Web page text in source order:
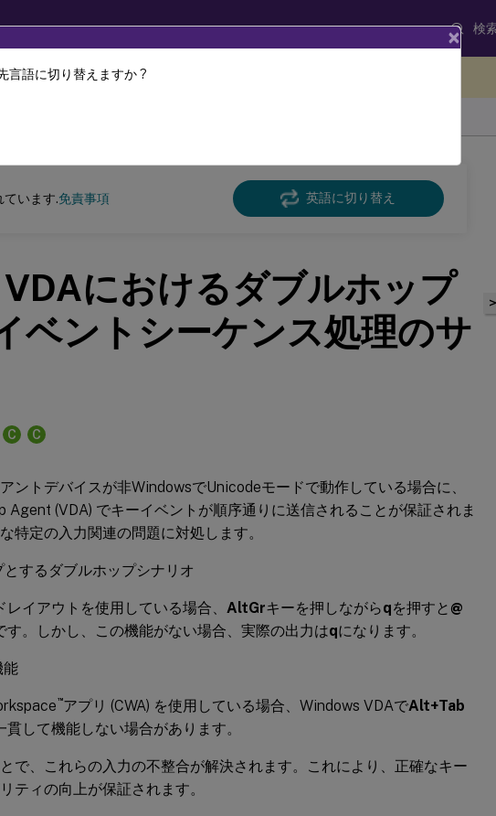
検
されています。
ています.免責事項 英語に切り替え
におけるダブルホップ
ベントシーケンス処理のサ
C C
ントデバイスが非WindowsでUnicodeモードで動作している場合に、
(VDA) でキーイベントが順序通りに送信されることが保証されま
特定の入力関連の問題に対処します。
するダブルホップシナリオ
レイアウトを使用している場合、 AltGrキーを押しながらqを押すと @
す。しかし、この機能がない場合、実際の出力はqになります。
能
™アプリ (CWA) を使用している場合、Windows VDAでAlt+Tab
して機能しない場合があります。
で、これらの入力の不整合が解決されます。これにより、正確なキー
ティの向上が保証されます。
>
×
言語に切り替えますか ?